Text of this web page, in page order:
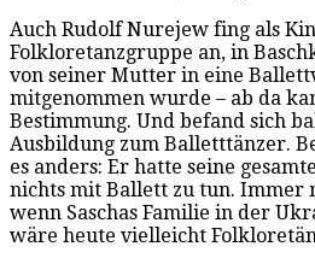
Auch Rudolf Nurejew fing als
Folkloretanzgruppe an, in
von seiner Mutter in eine
mitgenommen wurde – ab da
Bestimmung. Und befand sich
Ausbildung zum Balletttänzer.
es anders: Er hatte seine
nichts mit Ballett zu tun. Immer
wenn Saschas Familie in der
wäre heute vielleicht